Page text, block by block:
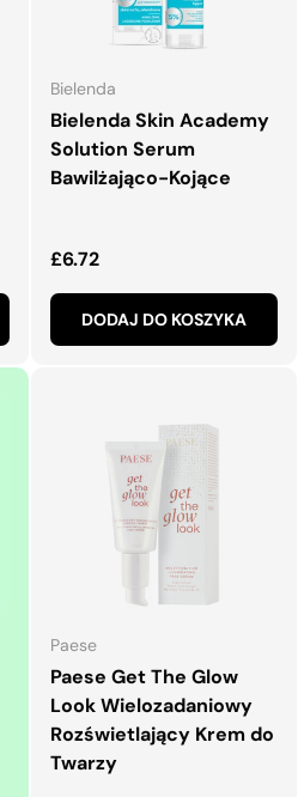
Bielenda
Bielenda Skin Academy
Solution Serum
Bawilżająco-Kojące
Normalna cena
£6.72
DODAJ DO KOSZYKA
Paese
Paese Get The Glow
Look Wielozadaniowy
Rozświetlający Krem do
Twarzy